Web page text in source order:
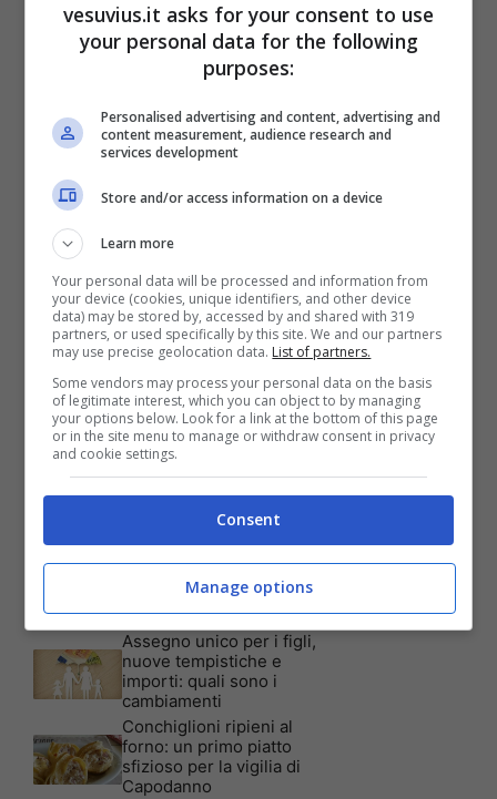
Articoli recenti
Assicurazione auto: ecco le
garanzie accessorie più
richieste dagli italiani
Test Visivo: Quanti Cani
vedi nella foto? Hai 30
secondi per essere un
genio!
Batterie al sale marino: 4
volte la capacità di quelle al
litio
è imperdibile: a quali utenti
è rivolta
Assegno unico per i figli,
nuove tempistiche e
importi: quali sono i
cambiamenti
Conchiglioni ripieni al
forno: un primo piatto
sfizioso per la vigilia di
Capodanno
vesuvius.it asks for your consent to use
your personal data for the following
purposes:
Personalised advertising and content, advertising and
content measurement, audience research and
services development
Store and/or access information on a device
Learn more
Your personal data will be processed and information from
your device (cookies, unique identifiers, and other device
data) may be stored by, accessed by and shared with 319
partners, or used specifically by this site. We and our partners
may use precise geolocation data. List of partners.
Some vendors may process your personal data on the basis
of legitimate interest, which you can object to by managing
your options below. Look for a link at the bottom of this page
or in the site menu to manage or withdraw consent in privacy
and cookie settings.
Consent
Manage options